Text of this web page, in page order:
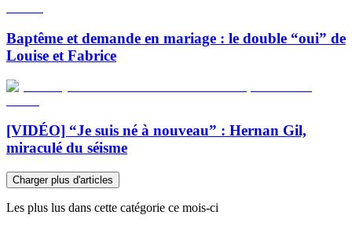
Baptême et demande en mariage : le double “oui” de
Louise et Fabrice
[VIDÉO] “Je suis né à nouveau” : Hernan Gil,
miraculé du séisme
Charger plus d'articles
Les plus lus dans cette catégorie ce mois-ci